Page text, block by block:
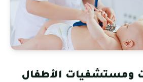
ومستشفيات الأطفال